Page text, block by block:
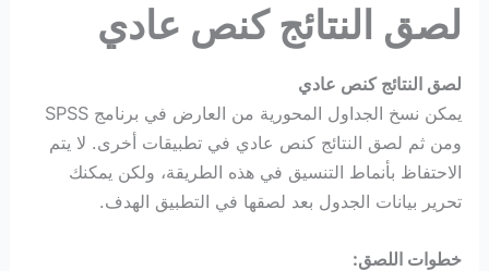
لصق النتائج كنص عادي
لصق النتائج كنص عادي
يمكن نسخ الجداول المحورية من العارض في برنامج SPSS
ومن ثم لصق النتائج كنص عادي في تطبيقات أخرى. لا يتم
الاحتفاظ بأنماط التنسيق في هذه الطريقة، ولكن يمكنك
تحرير بيانات الجدول بعد لصقها في التطبيق الهدف.
خطوات اللصق: